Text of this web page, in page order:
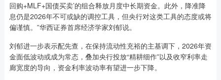
回购+MLF+国债买卖’的组合释放月度中长期资金。此外，降准降
息仍是2026年不可或缺的调控工具，但央行对这类工具的态度或将
偏谨慎。”华西证券首席经济学家刘郁说。
刘郁进一步表示配先查，在保持流动性充裕的主基调下，2026年资
金面低波动或成为常态，叠加央行投放“精耕细作”以及收窄利率走
廊宽度的导向，资金利率波动率有望进一步下降。